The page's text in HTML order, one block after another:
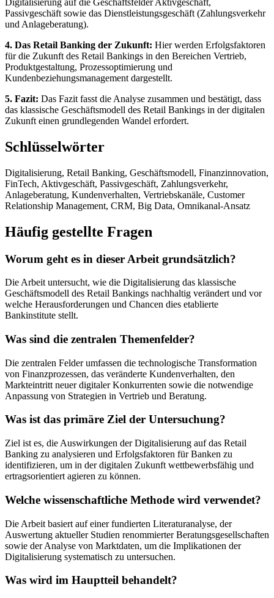
Digitalisierung auf die Geschäftsfelder Aktivgeschäft,
Passivgeschäft sowie das Dienstleistungsgeschäft (Zahlungsverkehr
und Anlageberatung).
4. Das Retail Banking der Zukunft: Hier werden Erfolgsfaktoren
für die Zukunft des Retail Bankings in den Bereichen Vertrieb,
Produktgestaltung, Prozessoptimierung und
Kundenbeziehungsmanagement dargestellt.
5. Fazit: Das Fazit fasst die Analyse zusammen und bestätigt, dass
das klassische Geschäftsmodell des Retail Bankings in der digitalen
Zukunft einen grundlegenden Wandel erfordert.
Schlüsselwörter
Digitalisierung, Retail Banking, Geschäftsmodell, Finanzinnovation,
FinTech, Aktivgeschäft, Passivgeschäft, Zahlungsverkehr,
Anlageberatung, Kundenverhalten, Vertriebskanäle, Customer
Relationship Management, CRM, Big Data, Omnikanal-Ansatz
Häufig gestellte Fragen
Worum geht es in dieser Arbeit grundsätzlich?
Die Arbeit untersucht, wie die Digitalisierung das klassische
Geschäftsmodell des Retail Bankings nachhaltig verändert und vor
welche Herausforderungen und Chancen dies etablierte
Bankinstitute stellt.
Was sind die zentralen Themenfelder?
Die zentralen Felder umfassen die technologische Transformation
von Finanzprozessen, das veränderte Kundenverhalten, den
Markteintritt neuer digitaler Konkurrenten sowie die notwendige
Anpassung von Strategien in Vertrieb und Beratung.
Was ist das primäre Ziel der Untersuchung?
Ziel ist es, die Auswirkungen der Digitalisierung auf das Retail
Banking zu analysieren und Erfolgsfaktoren für Banken zu
identifizieren, um in der digitalen Zukunft wettbewerbsfähig und
ertragsorientiert agieren zu können.
Welche wissenschaftliche Methode wird verwendet?
Die Arbeit basiert auf einer fundierten Literaturanalyse, der
Auswertung aktueller Studien renommierter Beratungsgesellschaften
sowie der Analyse von Marktdaten, um die Implikationen der
Digitalisierung systematisch zu untersuchen.
Was wird im Hauptteil behandelt?